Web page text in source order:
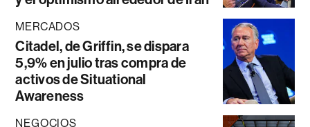
MERCADOS
Citadel, de Griffin, se dispara
5,9% en julio tras compra de
activos de Situational
Awareness
NEGOCIOS